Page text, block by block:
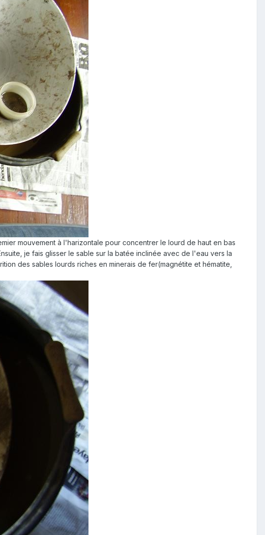
mouvement à l'harizontale pour concentrer le lourd de haut en bas
je fais glisser le sable sur la batée inclinée avec de l'eau vers la
des sables lourds riches en minerais de fer(magnétite et hématite,